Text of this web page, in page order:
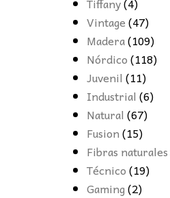
Vintage(47)
Madera(109)
Nórdico(118)
Juvenil(11)
Industrial(6)
Natural(67)
Fusion(15)
Fibras naturales
Técnico(19)
Gaming(2)